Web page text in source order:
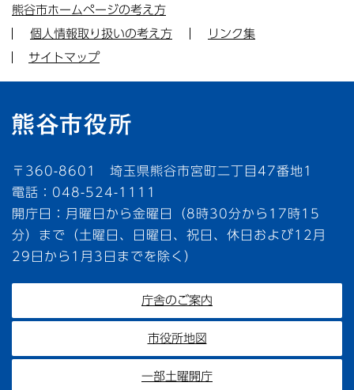
熊谷市ホームページの考え方
個人情報取り扱いの考え方
リンク集
サイトマップ
〒360-8601 埼玉県熊谷市宮町二丁目47番地1
電話：048-524-1111
開庁日：月曜日から金曜日（8時30分から17時15
分）まで（土曜日、日曜日、祝日、休日および12月
29日から1月3日までを除く）
庁舎のご案内
市役所地図
一部土曜開庁